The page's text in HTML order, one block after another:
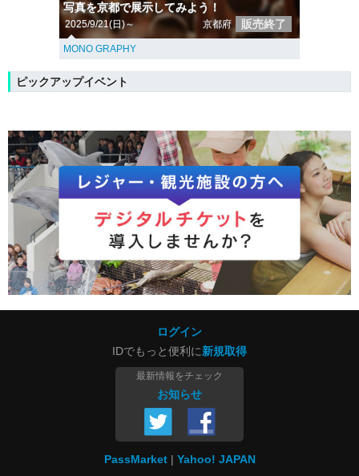
写真を京都で展示してみよう！
2025/9/21(日)～ 京都府 販売終了
MONO GRAPHY
ピックアップイベント
ログイン
IDでもっと便利に新規取得
最新情報をチェック
お知らせ
PassMarket Yahoo! JAPAN